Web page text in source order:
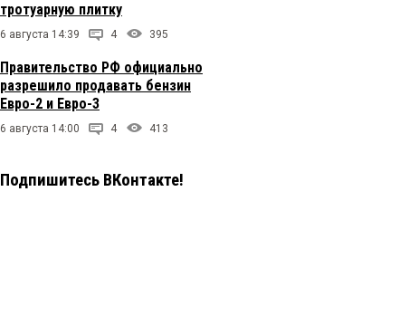
тротуарную плитку
6 августа 14:39 4 395
Правительство РФ официально
разрешило продавать бензин
Евро-2 и Евро-3
6 августа 14:00 4 413
Подпишитесь ВКонтакте!